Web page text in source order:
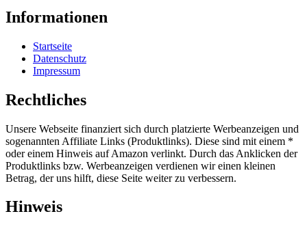
Informationen
Startseite
Datenschutz
Impressum
Rechtliches
Unsere Webseite finanziert sich durch platzierte Werbeanzeigen und
sogenannten Affiliate Links (Produktlinks). Diese sind mit einem *
oder einem Hinweis auf Amazon verlinkt. Durch das Anklicken der
Produktlinks bzw. Werbeanzeigen verdienen wir einen kleinen
Betrag, der uns hilft, diese Seite weiter zu verbessern.
Hinweis